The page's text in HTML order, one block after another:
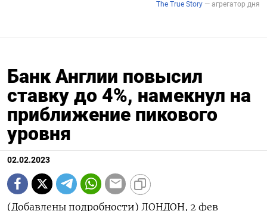
Банк Англии повысил
ставку до 4%, намекнул на
приближение пикового
уровня
02.02.2023
(Добавлены подробности) ЛОНДОН, 2 фев